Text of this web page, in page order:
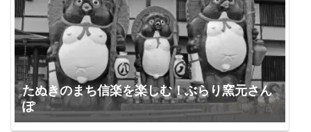
たぬきのまち信楽を楽しむ！ぶらり窯元さん
ぽ